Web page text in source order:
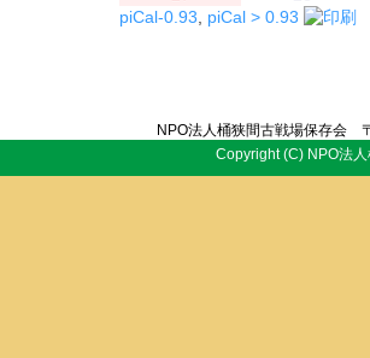
piCal-0.93, piCal > 0.93
NPO法人桶狭間古戦場保存
Copyright (C) NPO法